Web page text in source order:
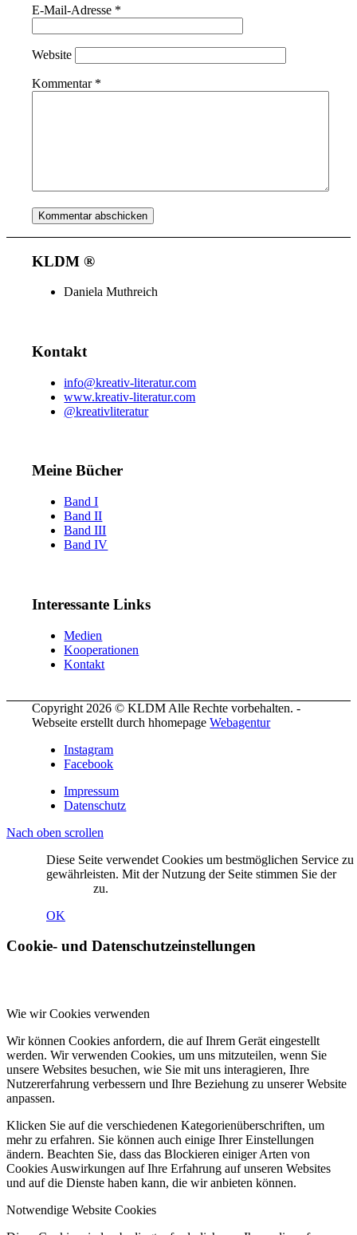
E-Mail-Adresse *
Website
Kommentar *
KLDM ®
Daniela Muthreich
Kontakt
info@kreativ-literatur.com
www.kreativ-literatur.com
@kreativliteratur
Meine Bücher
Band I
Band II
Band III
Band IV
Interessante Links
Medien
Kooperationen
Kontakt
Copyright 2026 © KLDM Alle Rechte vorbehalten. -
Webseite erstellt durch hhomepageWebagentur
Instagram
Facebook
Impressum
Datenschutz
Nach oben scrollen
Diese Seite verwendet Cookies um bestmöglichen Service zu
gewährleisten. Mit der Nutzung der Seite stimmen Sie der
zu.
OK
Cookie- und Datenschutzeinstellungen
Wie wir Cookies verwenden
Wir können Cookies anfordern, die auf Ihrem Gerät eingestellt
werden. Wir verwenden Cookies, um uns mitzuteilen, wenn Sie
unsere Websites besuchen, wie Sie mit uns interagieren, Ihre
Nutzererfahrung verbessern und Ihre Beziehung zu unserer Website
anpassen.
Klicken Sie auf die verschiedenen Kategorienüberschriften, um
mehr zu erfahren. Sie können auch einige Ihrer Einstellungen
ändern. Beachten Sie, dass das Blockieren einiger Arten von
Cookies Auswirkungen auf Ihre Erfahrung auf unseren Websites
und auf die Dienste haben kann, die wir anbieten können.
Notwendige Website Cookies